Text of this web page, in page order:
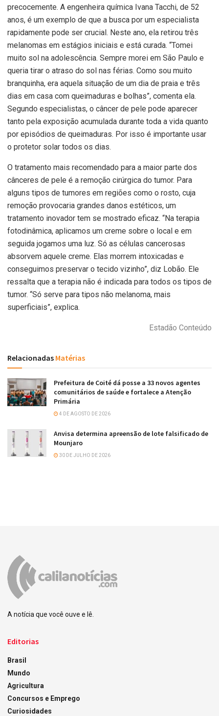
precocemente. A engenheira química Ivana Tacchi, de 52
anos, é um exemplo de que a busca por um especialista
rapidamente pode ser crucial. Neste ano, ela retirou três
melanomas em estágios iniciais e está curada. “Tomei
muito sol na adolescência. Sempre morei em São Paulo e
queria tirar o atraso do sol nas férias. Como sou muito
branquinha, era aquela situação de um dia de praia e três
dias em casa com queimaduras e bolhas”, comenta ela.
Segundo especialistas, o câncer de pele pode aparecer
tanto pela exposição acumulada durante toda a vida quanto
por episódios de queimaduras. Por isso é importante usar
o protetor solar todos os dias.
O tratamento mais recomendado para a maior parte dos
cânceres de pele é a remoção cirúrgica do tumor. Para
alguns tipos de tumores em regiões como o rosto, cuja
remoção provocaria grandes danos estéticos, um
tratamento inovador tem se mostrado eficaz. “Na terapia
fotodinâmica, aplicamos um creme sobre o local e em
seguida jogamos uma luz. Só as células cancerosas
absorvem aquele creme. Elas morrem intoxicadas e
conseguimos preservar o tecido vizinho”, diz Lobão. Ele
ressalta que a terapia não é indicada para todos os tipos de
tumor. “Só serve para tipos não melanoma, mais
superficiais”, explica.
Estadão Conteúdo
Relacionadas Matérias
Prefeitura de Coité dá posse a 33 novos agentes
comunitários de saúde e fortalece a Atenção
Primária
4 DE AGOSTO DE 2026
Anvisa determina apreensão de lote falsificado de
Mounjaro
30 DE JULHO DE 2026
A notícia que você ouve e lê.
Editorias
Brasil
Mundo
Agricultura
Concursos e Emprego
Curiosidades